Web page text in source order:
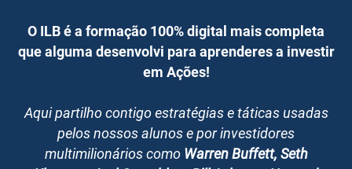
O ILB é a formação 100% digital mais completa
que alguma desenvolvi para aprenderes a investir
em Ações!
Aqui partilho contigo estratégias e táticas usadas
pelos nossos alunos e por investidores
multimilionários como Warren Buffett, Seth